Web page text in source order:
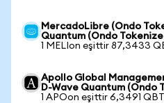
MercadoLibre (Ondo
Quantum (Ondo
1 MELIon eşittir 87,3433
Apollo Global
D-Wave Quantum (Ondo
1 APOon eşittir 6,3491